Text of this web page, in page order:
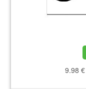
9.98 €